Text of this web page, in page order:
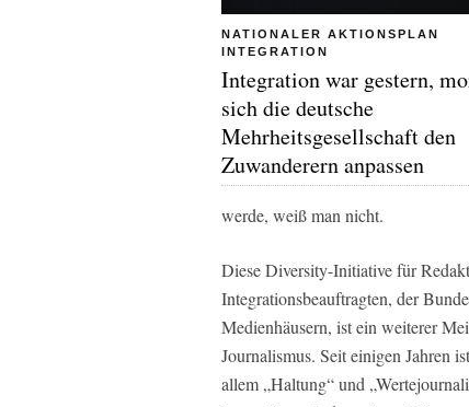
NATIONALER AKTIONSPLAN
INTEGRATION
Integration war gestern,
sich die deutsche
Mehrheitsgesellschaft den
Zuwanderern anpassen
werde, weiß man nicht.
Diese Diversity-Initiative für
Integrationsbeauftragten, der
Medienhäusern, ist ein weiterer
Journalismus. Seit einigen Jahren
allem „Haltung“ und